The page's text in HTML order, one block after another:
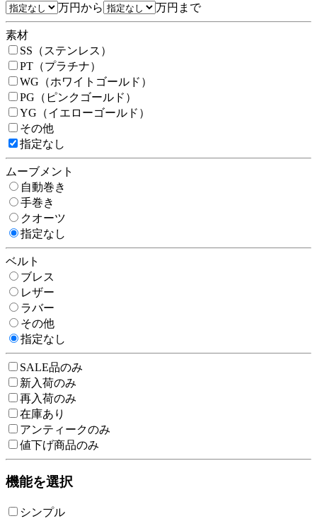
万円から
万円まで
素材
SS（ステンレス）
PT（プラチナ）
WG（ホワイトゴールド）
PG（ピンクゴールド）
YG（イエローゴールド）
その他
指定なし
ムーブメント
自動巻き
手巻き
クオーツ
指定なし
ベルト
ブレス
レザー
ラバー
その他
指定なし
SALE品のみ
新入荷のみ
再入荷のみ
在庫あり
アンティークのみ
値下げ商品のみ
機能を選択
シンプル